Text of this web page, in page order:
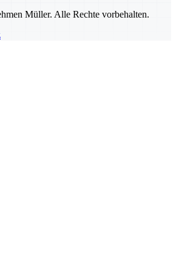
Müller. Alle Rechte vorbehalten.